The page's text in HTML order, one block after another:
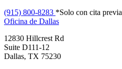
(915) 800-8283 *Solo con cita previa
Oficina de Dallas
12830 Hillcrest Rd
Suite D111-12
Dallas, TX 75230